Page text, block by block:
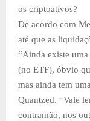
os criptoativos?
De acordo com
até que as
“Ainda existe
(no ETF), óbvio
mas ainda tem
Quantzed. “Vale
contramão, nos